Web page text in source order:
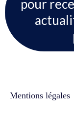
pour
Mentions légales